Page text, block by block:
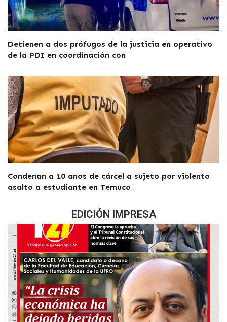
Detienen a dos prófugos de la justicia en operativo
de la PDI en coordinación con
Condenan a 10 años de cárcel a sujeto por violento
asalto a estudiante en Temuco
EDICIÓN IMPRESA